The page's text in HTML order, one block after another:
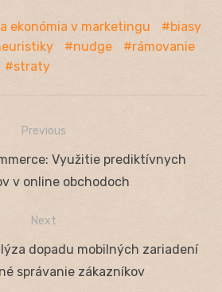
ekonómia v marketingu
biasy
nudge
rámovanie
straty
Previous
Využitie prediktívnych
v online obchodoch
Next
dopadu mobilných zariadení
správanie zákazníkov